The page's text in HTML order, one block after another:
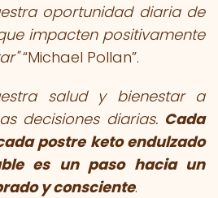
oportunidad diaria de
impacten positivamente
Michael Pollan .
salud y bienestar a
decisiones diarias. Cada
postre keto endulzado
es un paso hacia un
y consciente.